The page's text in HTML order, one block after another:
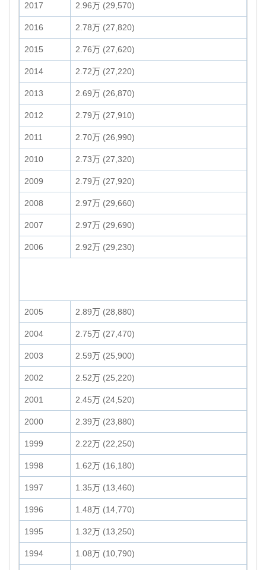
2017 2.96万 (29,570)
2016 2.78万 (27,820)
2015 2.76万 (27,620)
2014 2.72万 (27,220)
2013 2.69万 (26,870)
2012 2.79万 (27,910)
2011 2.70万 (26,990)
2010 2.73万 (27,320)
2009 2.79万 (27,920)
2008 2.97万 (29,660)
2007 2.97万 (29,690)
2006 2.92万 (29,230)
2005 2.89万 (28,880)
2004 2.75万 (27,470)
2003 2.59万 (25,900)
2002 2.52万 (25,220)
2001 2.45万 (24,520)
2000 2.39万 (23,880)
1999 2.22万 (22,250)
1998 1.62万 (16,180)
1997 1.35万 (13,460)
1996 1.48万 (14,770)
1995 1.32万 (13,250)
1994 1.08万 (10,790)